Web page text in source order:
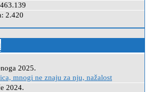
2.420
2025.
mnogi ne znaju za nju, nažalost
2024.